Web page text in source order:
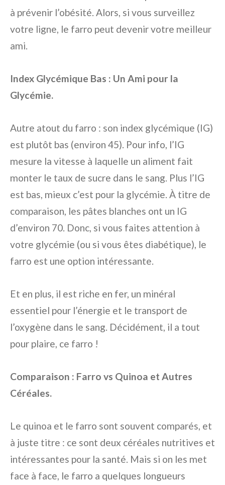
à prévenir l’obésité. Alors, si vous surveillez
votre ligne, le farro peut devenir votre meilleur
ami.
Index Glycémique Bas : Un Ami pour la
Glycémie.
Autre atout du farro : son index glycémique (IG)
est plutôt bas (environ 45). Pour info, l’IG
mesure la vitesse à laquelle un aliment fait
monter le taux de sucre dans le sang. Plus l’IG
est bas, mieux c’est pour la glycémie. À titre de
comparaison, les pâtes blanches ont un IG
d’environ 70. Donc, si vous faites attention à
votre glycémie (ou si vous êtes diabétique), le
farro est une option intéressante.
Et en plus, il est riche en fer, un minéral
essentiel pour l’énergie et le transport de
l’oxygène dans le sang. Décidément, il a tout
pour plaire, ce farro !
Comparaison : Farro vs Quinoa et Autres
Céréales.
Le quinoa et le farro sont souvent comparés, et
à juste titre : ce sont deux céréales nutritives et
intéressantes pour la santé. Mais si on les met
face à face, le farro a quelques longueurs